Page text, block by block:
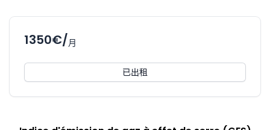
1350€/月
已出租